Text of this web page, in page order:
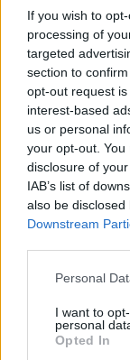
If you wish to
processing of
targeted
section to
opt-out request
interest-based
us or personal
your opt-out.
disclosure of
IAB’s list of
also be
Downstream
Please note that
not limited to
grant or deny
use your data
Personal
I want to
personal
Opted In
τρόπος
σου;